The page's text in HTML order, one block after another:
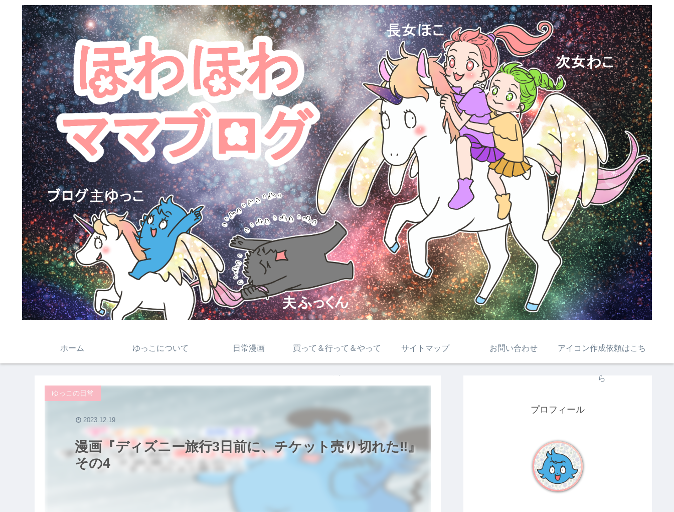
ホーム ゆっこについて 日常漫画 買って＆行って＆やって
みた
サイトマップ お問い合わせ アイコン作成依頼はこち
ら
漫画『ディズニー旅行3日前に、チケット売り切れた‼』
その4
ゆっこの日常
2023.12.19
プロフィール